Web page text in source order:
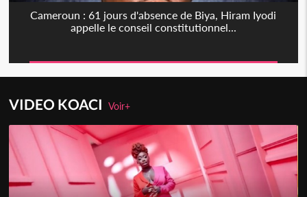
Cameroun : 61 jours d'absence de Biya, Hiram Iyodi
appelle le conseil constitutionnel...
VIDEO KOACIVoir+